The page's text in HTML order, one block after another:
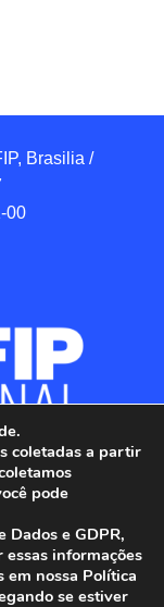
Brasilia /
00
Auditores
coletadas a partir
pode
Dados e GDPR,
informações
em nossa Política
se estiver